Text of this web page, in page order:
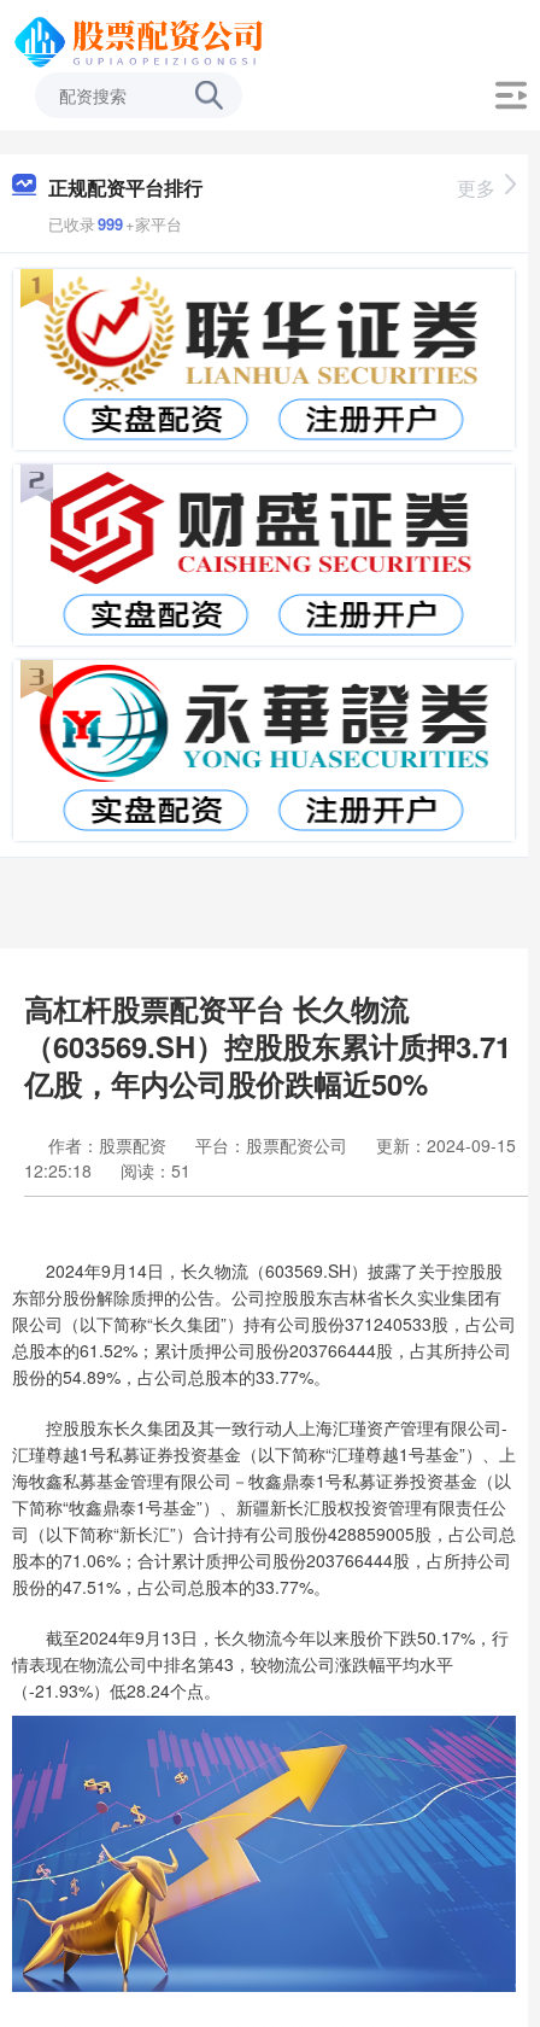
正规配资平台排行
已收录999+家平台
更多
高杠杆股票配资平台 长久物流
（603569.SH）控股股东累计质押3.71
亿股，年内公司股价跌幅近50%
作者：股票配资 平台：股票配资公司
更新：2024-09-15
12:25:18
阅读：51
2024年9月14日，长久物流（603569.SH）披露了关于控股股
东部分股份解除质押的公告。公司控股股东吉林省长久实业集团有
限公司（以下简称“长久集团”）持有公司股份371240533股，占公司
总股本的61.52%；累计质押公司股份203766444股，占其所持公司
股份的54.89%，占公司总股本的33.77%。
控股股东长久集团及其一致行动人上海汇瑾资产管理有限公司-
汇瑾尊越1号私募证券投资基金（以下简称“汇瑾尊越1号基金”）、上
海牧鑫私募基金管理有限公司－牧鑫鼎泰1号私募证券投资基金（以
下简称“牧鑫鼎泰1号基金”）、新疆新长汇股权投资管理有限责任公
司（以下简称“新长汇”）合计持有公司股份428859005股，占公司总
股本的71.06%；合计累计质押公司股份203766444股，占所持公司
股份的47.51%，占公司总股本的33.77%。
截至2024年9月13日，长久物流今年以来股价下跌50.17%，行
情表现在物流公司中排名第43，较物流公司涨跌幅平均水平
（-21.93%）低28.24个点。